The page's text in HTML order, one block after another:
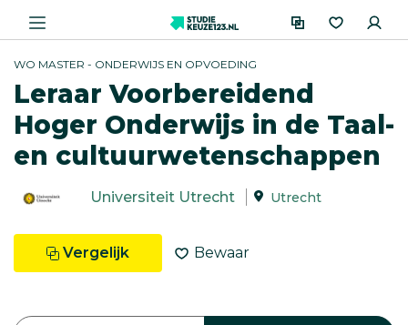
WO MASTER - ONDERWIJS EN OPVOEDING
Leraar Voorbereidend
Hoger Onderwijs in de Taal-
en cultuurwetenschappen
Universiteit Utrecht Utrecht
Vergelijk Bewaar